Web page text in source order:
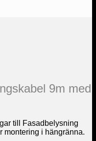
9m med
till Fasadbelysning
montering i hängränna.